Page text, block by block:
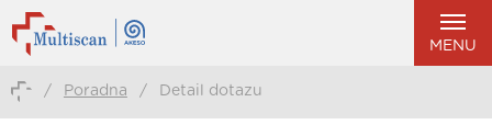
MENU
/ Poradna / Detail dotazu